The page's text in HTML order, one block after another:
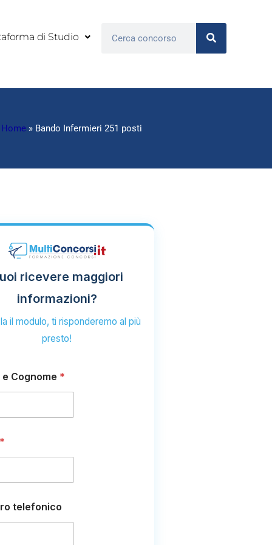
di Studio Cerca
Home » Bando Infermieri 251 posti
ricevere maggiori
informazioni?
il modulo, ti risponderemo al più
presto!
e Cognome *
*
telefonico